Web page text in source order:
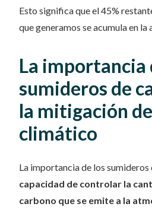
Esto significa que el 45%
que generamos se acumula en
La importancia
sumideros de
la mitigación
climático
La importancia de los
capacidad de controlar la
carbono que se emite a la